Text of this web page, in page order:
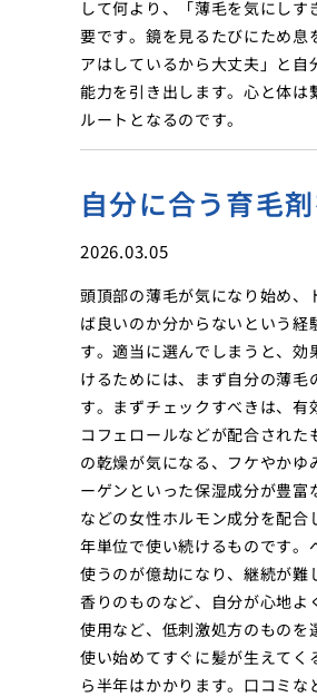
して何より、「薄毛を気にし
要です。鏡を見るたびにため
アはしているから大丈夫」と
能力を引き出します。心と体
ルートとなるのです。
自分に合う育毛
2026.03.05
頭頂部の薄毛が気になり始め
ば良いのか分からないという
す。適当に選んでしまうと、
けるためには、まず自分の薄
す。まずチェックすべきは、
コフェロールなどが配合され
の乾燥が気になる、フケやか
ーゲンといった保湿成分が豊
などの女性ホルモン成分を配
年単位で使い続けるものです
使うのが億劫になり、継続が
香りのものなど、自分が心地
使用など、低刺激処方のものを
使い始めてすぐに髪が生えて
ら半年はかかります。口コミ